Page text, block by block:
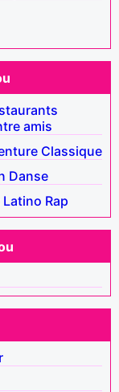
amis
Classique
Danse
Latino Rap